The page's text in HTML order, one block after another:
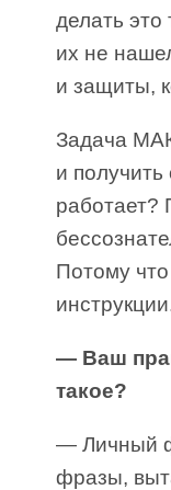
делать
их не
и защиты,
Задача
и получить
работает?
Потому что
— Ваш
такое?
— Личный
фразы,